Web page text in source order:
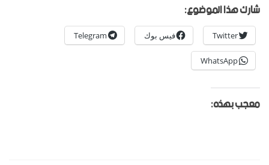
شارك هذا الموضوع:
Twitter فيس بوك Telegram
WhatsApp
معجب بهذه: